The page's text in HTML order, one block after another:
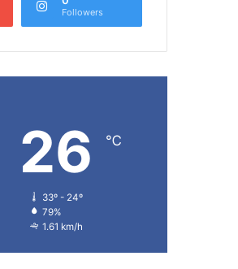
Followers
26 ℃
33º - 24º
79%
1.61 km/h